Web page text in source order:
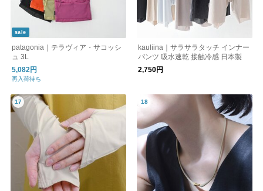
sale
patagonia｜テラヴィア・サコッシ
ュ 3L
5,082円
再入荷待ち
kauliina｜サラサラタッチ インナー
パンツ 吸水速乾 接触冷感 日本製
2,750円